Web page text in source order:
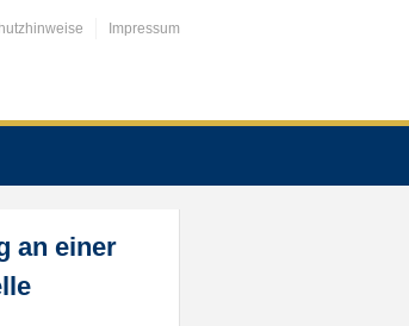
Impressum
an einer